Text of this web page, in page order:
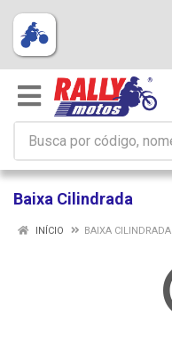
Baixa Cilindrada
INÍCIO BAIXA CILINDRADA